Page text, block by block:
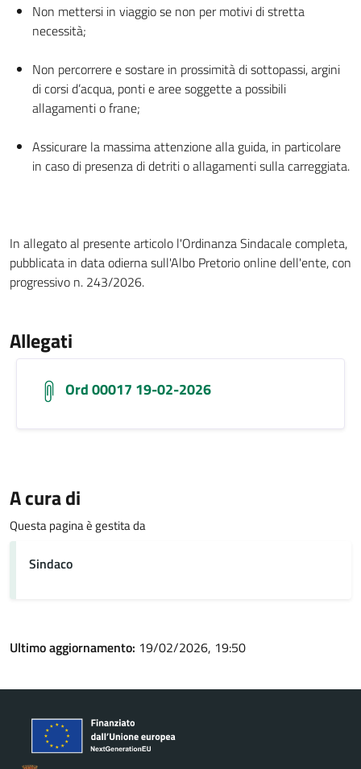
Non mettersi in viaggio se non per motivi di stretta
necessità;
Non percorrere e sostare in prossimità di sottopassi, argini
di corsi d’acqua, ponti e aree soggette a possibili
allagamenti o frane;
Assicurare la massima attenzione alla guida, in particolare
in caso di presenza di detriti o allagamenti sulla carreggiata.
In allegato al presente articolo l'Ordinanza Sindacale completa,
pubblicata in data odierna sull'Albo Pretorio online dell'ente, con
progressivo n. 243/2026.
Allegati
Ord 00017 19-02-2026
A cura di
Questa pagina è gestita da
Sindaco
Ultimo aggiornamento: 19/02/2026, 19:50